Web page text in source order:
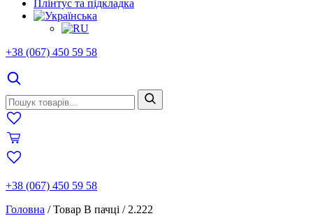
Плінтус та підкладка
+38 (067) 450 59 58
+38 (067) 450 59 58
Головна /Товар В пачці / 2.222